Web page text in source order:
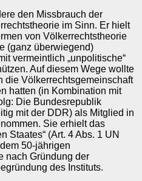
den Missbrauch der
im Sinn. Er hielt
von Völkerrechtstheorie
(ganz überwiegend)
vermeintlich „unpolitische“
Auf diesem Wege wollte
die Völkerrechtsgemeinschaft
hatten (in Kombination mit
Die Bundesrepublik
mit der DDR) als Mitglied in
Sie erhielt das
Staates“ (Art. 4 Abs. 1 UN
50-jährigen
nach Gründung der
des Instituts.